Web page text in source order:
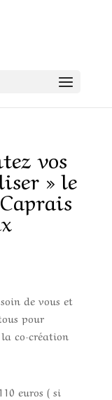
vos
» le
de vous et
pour
la co-création
euros ( si